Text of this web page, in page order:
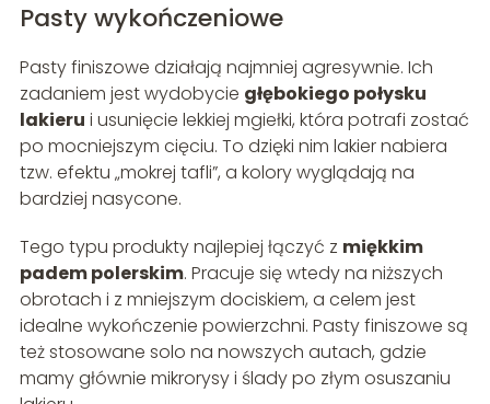
Pasty wykończeniowe
Pasty finiszowe działają najmniej agresywnie. Ich
zadaniem jest wydobycie głębokiego połysku
lakieru i usunięcie lekkiej mgiełki, która potrafi zostać
po mocniejszym cięciu. To dzięki nim lakier nabiera
tzw. efektu „mokrej tafli”, a kolory wyglądają na
bardziej nasycone.
Tego typu produkty najlepiej łączyć z miękkim
padem polerskim. Pracuje się wtedy na niższych
obrotach i z mniejszym dociskiem, a celem jest
idealne wykończenie powierzchni. Pasty finiszowe są
też stosowane solo na nowszych autach, gdzie
mamy głównie mikrorysy i ślady po złym osuszaniu